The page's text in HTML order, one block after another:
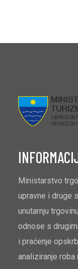
Ministarstvo
upravne i druge
unutarnju
odnose s
i praćenje
analiziranje roba